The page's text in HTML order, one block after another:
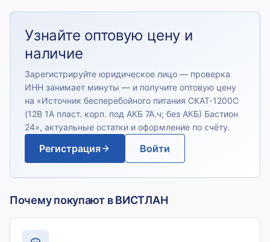
Узнайте оптовую цену и
наличие
Зарегистрируйте юридическое лицо — проверка
ИНН занимает минуты — и получите оптовую цену
на «Источник бесперебойного питания СКАТ-1200С
(12В 1А пласт. корп. под АКБ 7А.ч; без АКБ) Бастион
24», актуальные остатки и оформление по счёту.
Регистрация Войти
Почему покупают в ВИСТЛАН